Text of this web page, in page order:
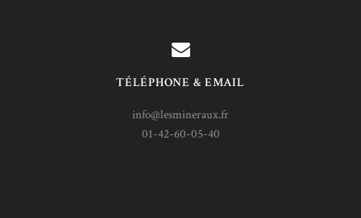
TÉLÉPHONE & EMAIL
info@lesmineraux.fr
01-42-60-05-40